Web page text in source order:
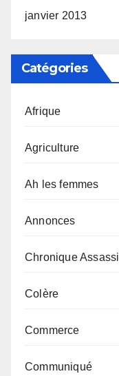
janvier 2013
Catégories
Afrique
Agriculture
Ah les femmes
Annonces
Chronique
Colère
Commerce
Communiqué